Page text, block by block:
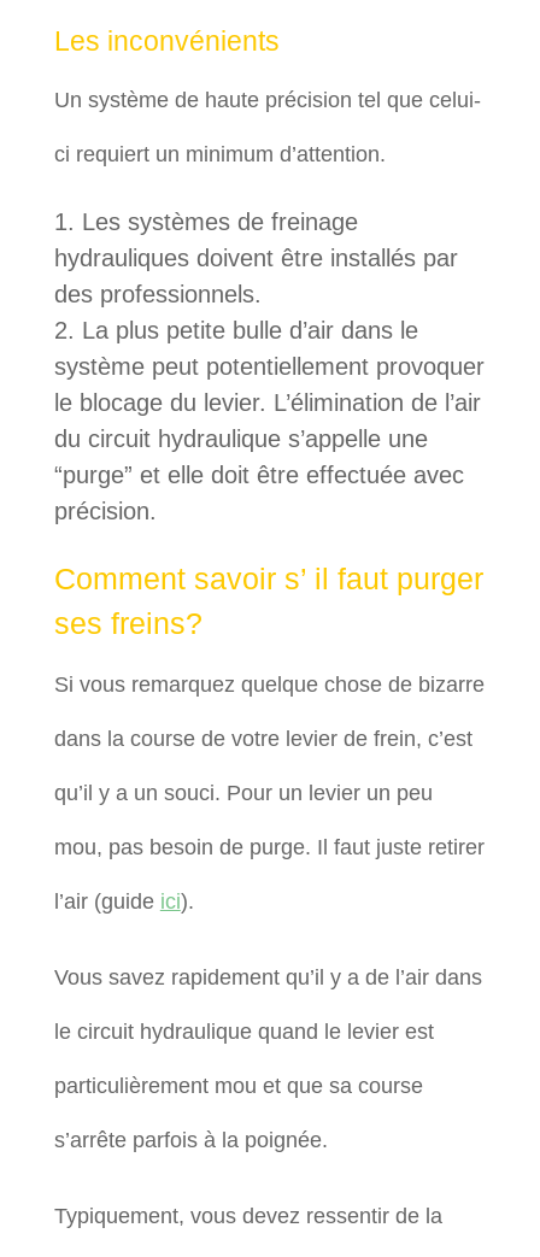
Les inconvénients
Un système de haute précision tel que celui-
ci requiert un minimum d’attention.
Les systèmes de freinage
hydrauliques doivent être installés par
des professionnels.
La plus petite bulle d’air dans le
système peut potentiellement provoquer
le blocage du levier. L’élimination de l’air
du circuit hydraulique s’appelle une
“purge” et elle doit être effectuée avec
précision.
Comment savoir s’ il faut purger
ses freins?
Si vous remarquez quelque chose de bizarre
dans la course de votre levier de frein, c’est
qu’il y a un souci. Pour un levier un peu
mou, pas besoin de purge. Il faut juste retirer
l’air (guide ici).
Vous savez rapidement qu’il y a de l’air dans
le circuit hydraulique quand le levier est
particulièrement mou et que sa course
s’arrête parfois à la poignée.
Typiquement, vous devez ressentir de la